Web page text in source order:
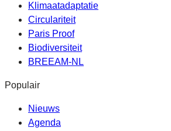
Klimaatadaptatie
Circulariteit
Paris Proof
Biodiversiteit
BREEAM-NL
Populair
Nieuws
Agenda